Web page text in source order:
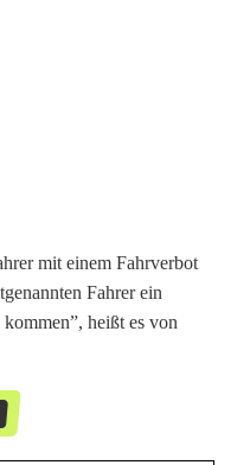
mit einem Fahrverbot
Fahrer ein
heißt es von